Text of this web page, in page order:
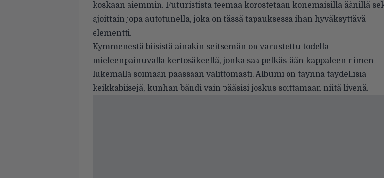
koskaan aiemmin. Futuristista teemaa korostetaan konemaisilla äänillä
ajoittain jopa autotunella, joka on tässä tapauksessa ihan hyväksyttävä
elementti.
Kymmenestä biisistä ainakin seitsemän on varustettu todella
mieleenpainuvalla kertosäkeellä, jonka saa pelkästään kappaleen nimen
lukemalla soimaan päässään välittömästi. Albumi on täynnä täydellisiä
keikkabiisejä, kunhan bändi vain pääsisi joskus soittamaan niitä livenä.